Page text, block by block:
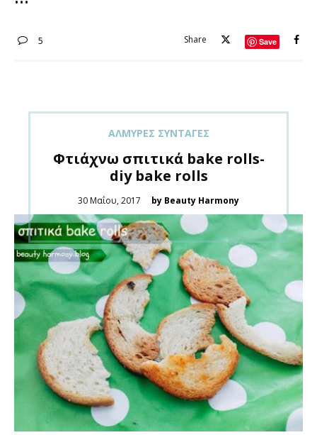
5 Share Save
ΑΛΜΥΡΈΣ ΣΥΝΤΑΓΈΣ
Φτιάχνω σπιτικά bake rolls-
diy bake rolls
Posted
30 Μαΐου, 2017 by Beauty Harmony